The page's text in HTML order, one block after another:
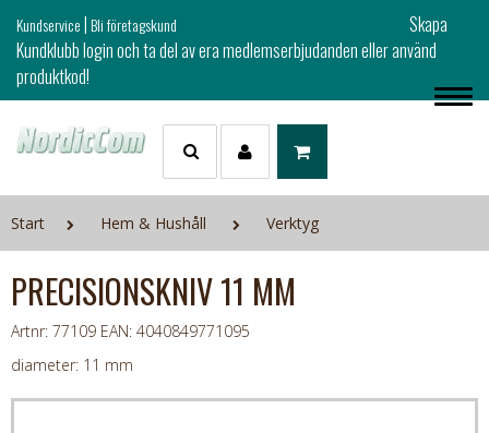
Kundservice|Bli företagskund
Skapa
Kundklubb login och ta del av era medlemserbjudanden eller använd
produktkod!
Start Hem & Hushåll Verktyg
PRECISIONSKNIV 11 MM
Artnr: 77109 EAN: 4040849771095
diameter: 11 mm